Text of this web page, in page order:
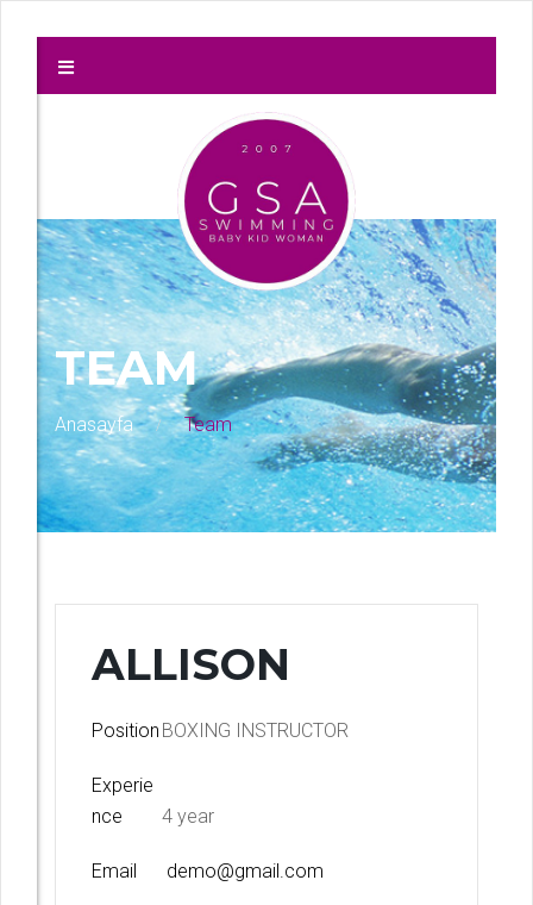
TEAM
Anasayfa Team
ALLISON
Position BOXING INSTRUCTOR
Experie
nce
4 year
Email demo@gmail.com